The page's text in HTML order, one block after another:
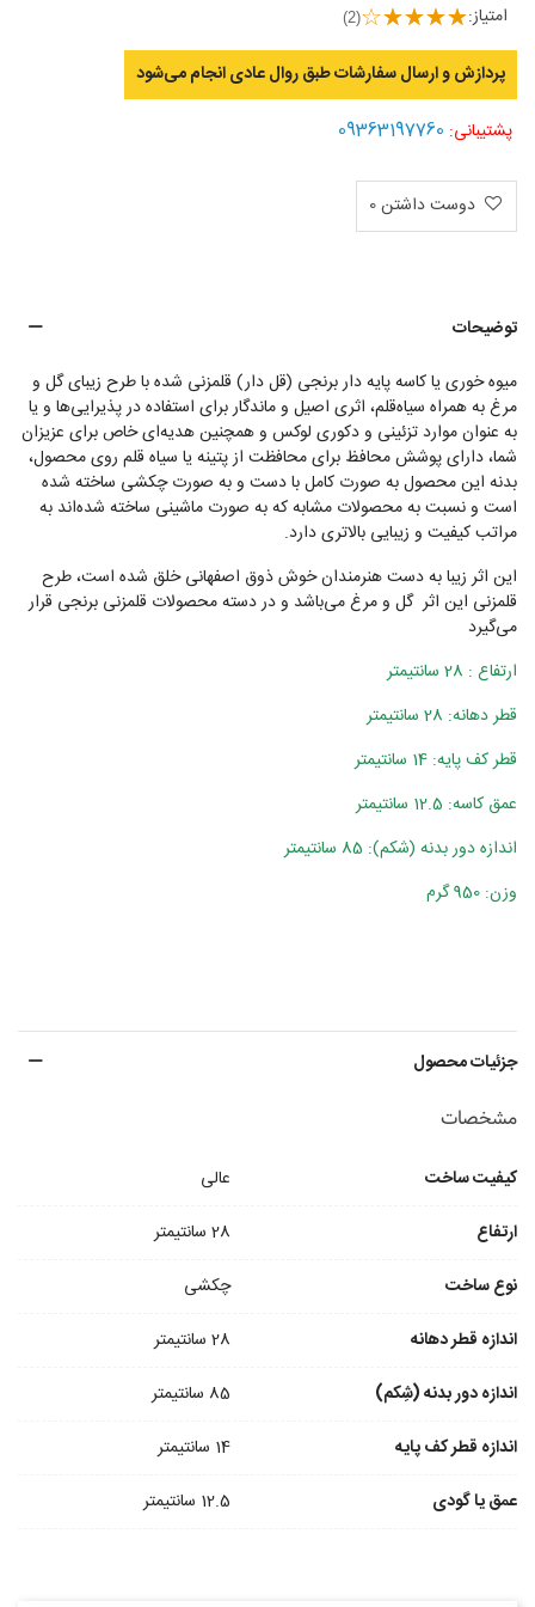
امتیاز: (2)
پردازش و ارسال سفارشات طبق روال عادی انجام می‌‌شود
پشتیبانی: 09363197760
دوست داشتن0
توضیحات
میوه خوری یا کاسه پایه دار برنجی (قل دار) قلمزنی شده با طرح زیبای گل و
مرغ به همراه سیاه‌قلم، اثری اصیل و ماندگار برای استفاده در پذیرایی‌ها و یا
به عنوان موارد تزئینی و دکوری لوکس و همچنین هدیه‌ای خاص برای عزیزان
شما، دارای پوشش محافظ برای محافظت از پتینه یا سیاه قلم روی محصول،
بدنه این محصول به صورت کامل با دست و به صورت چکشی ساخته شده
است و نسبت به محصولات مشابه که به صورت ماشینی ساخته شده‌اند به
مراتب کیفیت و زیبایی بالاتری دارد.
این اثر زیبا به دست هنرمندان خوش ذوق اصفهانی خلق شده است، طرح
قلمزنی این اثر گل و مرغ می‌باشد و در دسته محصولات قلمزنی برنجی قرار
می‌گیرد
ارتفاع : 28 سانتیمتر
قطر دهانه: 28 سانتیمتر
قطر کف پایه: 14 سانتیمتر
عمق کاسه: 12.5 سانتیمتر
اندازه دور بدنه (شکم): 85 سانتیمتر
وزن: 950 گرم
جزئیات محصول
مشخصات
کیفیت ساخت
عالی
ارتفاع
28 سانتیمتر
نوع ساخت
چکشی
اندازه قطر دهانه
28 سانتیمتر
اندازه دور بدنه (شِکم)
85 سانتیمتر
اندازه قطر کف پایه
14 سانتیمتر
عمق یا گودی
12.5 سانتیمتر